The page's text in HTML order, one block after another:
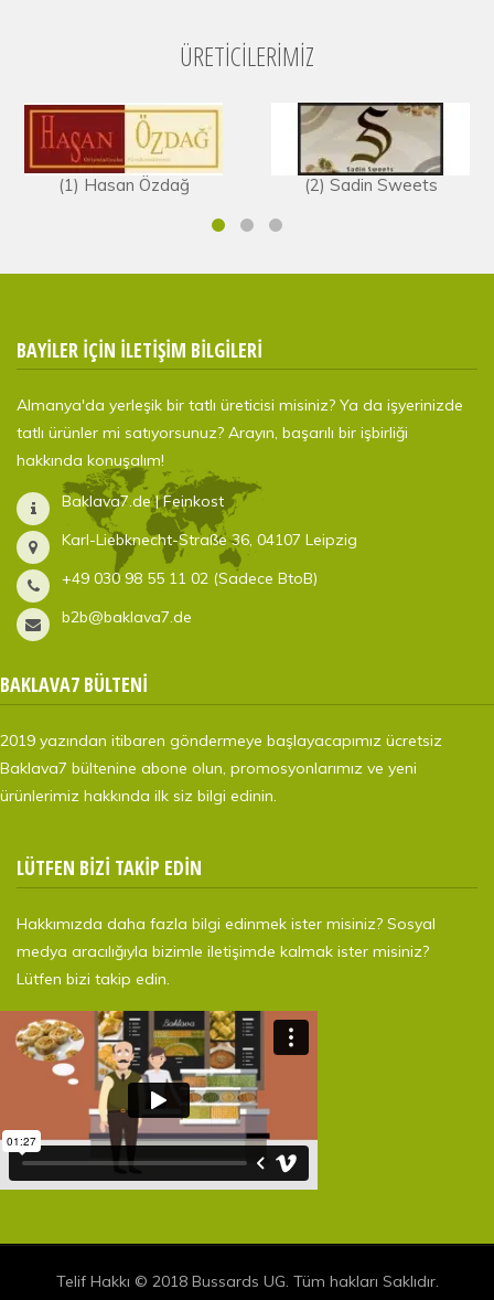
ÜRETICILERIMIZ
(1) Hasan Özdağ (2) Sadin Sweets
BAYİLER İÇİN İLETİŞİM BİLGİLERİ
Almanya'da yerleşik bir tatlı üreticisi misiniz? Ya da işyerinizde
tatlı ürünler mi satıyorsunuz? Arayın, başarılı bir işbirliği
hakkında konuşalım!
Baklava7.de | Feinkost
Karl-Liebknecht-Straße 36, 04107 Leipzig
+49 030 98 55 11 02 (Sadece BtoB)
b2b@baklava7.de
BAKLAVA7 BÜLTENİ
2019 yazından itibaren göndermeye başlayacapımız ücretsiz
Baklava7 bültenine abone olun, promosyonlarımız ve yeni
ürünlerimiz hakkında ilk siz bilgi edinin.
LÜTFEN BİZİ TAKİP EDİN
Hakkımızda daha fazla bilgi edinmek ister misiniz? Sosyal
medya aracılığıyla bizimle iletişimde kalmak ister misiniz?
Lütfen bizi takip edin.
Telif Hakkı © 2018 Bussards UG. Tüm hakları Saklıdır.